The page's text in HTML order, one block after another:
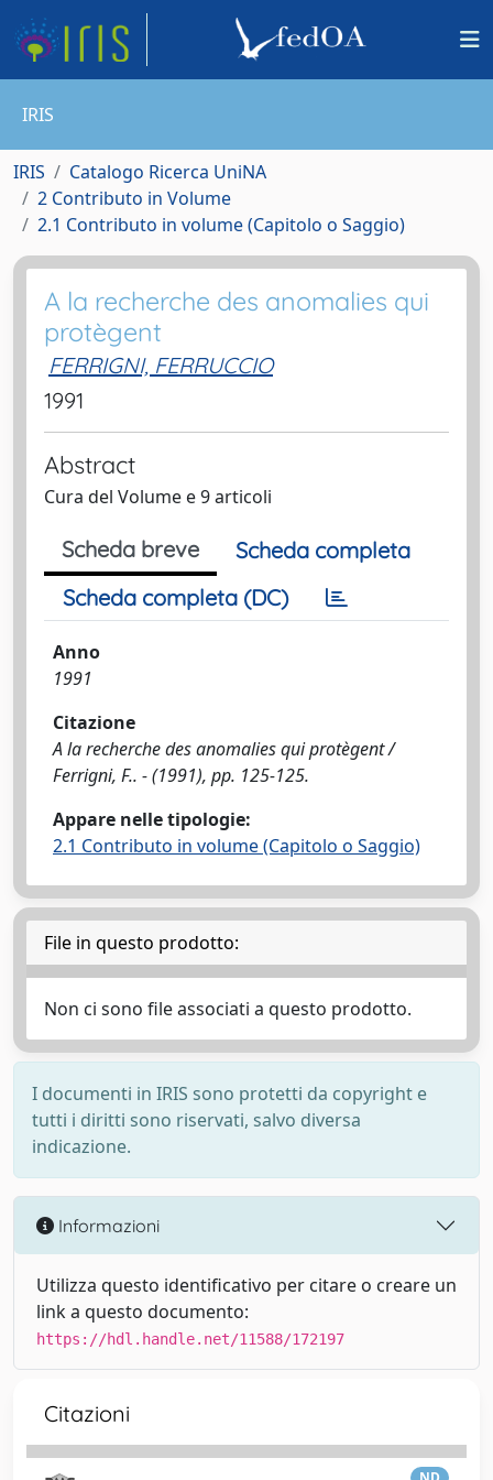
IRIS
IRIS
Catalogo Ricerca UniNA
2 Contributo in Volume
2.1 Contributo in volume (Capitolo o Saggio)
A la recherche des anomalies qui
protègent
FERRIGNI, FERRUCCIO
1991
Abstract
Cura del Volume e 9 articoli
Scheda breve
Scheda completa
Scheda completa (DC)
Anno
1991
Citazione
A la recherche des anomalies qui protègent /
Ferrigni, F.. - (1991), pp. 125-125.
Appare nelle tipologie:
2.1 Contributo in volume (Capitolo o Saggio)
File in questo prodotto:
Non ci sono file associati a questo prodotto.
I documenti in IRIS sono protetti da copyright e
tutti i diritti sono riservati, salvo diversa
indicazione.
Informazioni
Utilizza questo identificativo per citare o creare un
link a questo documento:
https://hdl.handle.net/11588/172197
Citazioni